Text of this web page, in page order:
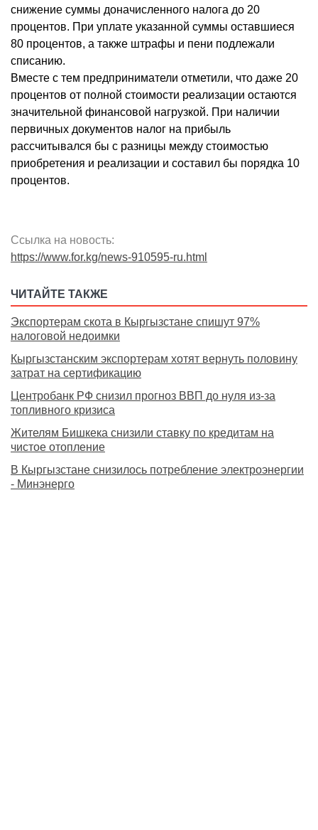
снижение суммы доначисленного налога до 20
процентов. При уплате указанной суммы оставшиеся
80 процентов, а также штрафы и пени подлежали
списанию.
Вместе с тем предприниматели отметили, что даже 20
процентов от полной стоимости реализации остаются
значительной финансовой нагрузкой. При наличии
первичных документов налог на прибыль
рассчитывался бы с разницы между стоимостью
приобретения и реализации и составил бы порядка 10
процентов.
Ссылка на новость:
https://www.for.kg/news-910595-ru.html
ЧИТАЙТЕ ТАКЖЕ
Экспортерам скота в Кыргызстане спишут 97%
налоговой недоимки
Кыргызстанским экспортерам хотят вернуть половину
затрат на сертификацию
Центробанк РФ снизил прогноз ВВП до нуля из-за
топливного кризиса
Жителям Бишкека снизили ставку по кредитам на
чистое отопление
В Кыргызстане снизилось потребление электроэнергии
- Минэнерго